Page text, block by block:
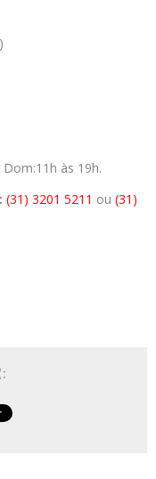
às 19h.
(31) 3201 5211 ou (31)